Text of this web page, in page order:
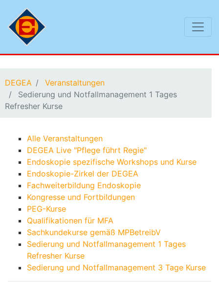
DEGEA
Veranstaltungen
Sedierung und Notfallmanagement 1 Tages
Refresher Kurse
Alle Veranstaltungen
DEGEA Live "Pflege führt Regie"
Endoskopie spezifische Workshops und Kurse
Endoskopie-Zirkel der DEGEA
Fachweiterbildung Endoskopie
Kongresse und Fortbildungen
PEG-Kurse
Qualifikationen für MFA
Sachkundekurse gemäß MPBetreibV
Sedierung und Notfallmanagement 1 Tages
Refresher Kurse
Sedierung und Notfallmanagement 3 Tage Kurse